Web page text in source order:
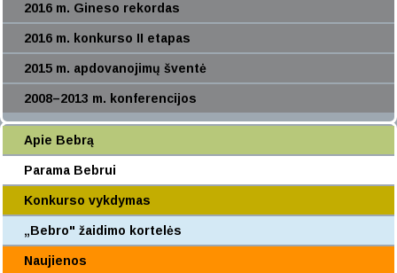
2016 m. Gineso rekordas
2016 m. konkurso II etapas
2015 m. apdovanojimų šventė
2008–2013 m. konferencijos
Apie Bebrą
Parama Bebrui
Konkurso vykdymas
„Bebro" žaidimo kortelės
Naujienos